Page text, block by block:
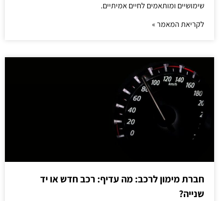
שימושיים ומותאמים לחיים אמיתיים.
לקריאת המאמר »
חברת מימון לרכב: מה עדיף: רכב חדש או יד
שנייה?